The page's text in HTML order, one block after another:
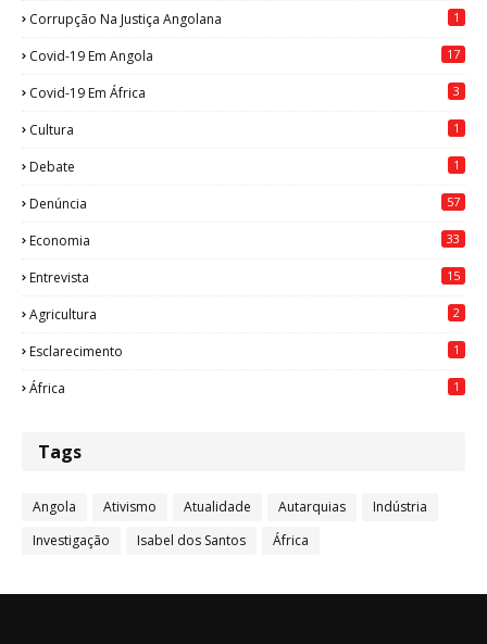
Corrupção Na Justiça Angolana 1
Covid-19 Em Angola 17
Covid-19 Em África 3
Cultura 1
Debate 1
Denúncia 57
Economia 33
Entrevista 15
Agricultura 2
Esclarecimento 1
África 1
Tags
Angola Ativismo Atualidade Autarquias
Indústria
Investigação
Isabel dos Santos África